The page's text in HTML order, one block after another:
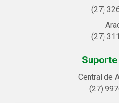
(27)
(27)
Central de
(27)